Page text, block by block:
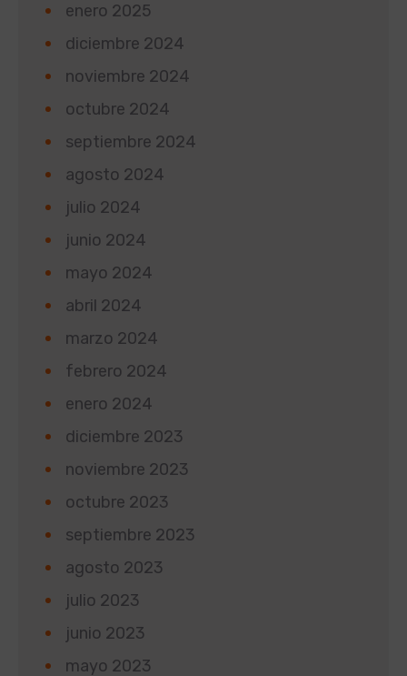
enero 2025
diciembre 2024
noviembre 2024
octubre 2024
septiembre 2024
agosto 2024
julio 2024
junio 2024
mayo 2024
abril 2024
marzo 2024
febrero 2024
enero 2024
diciembre 2023
noviembre 2023
octubre 2023
septiembre 2023
agosto 2023
julio 2023
junio 2023
mayo 2023